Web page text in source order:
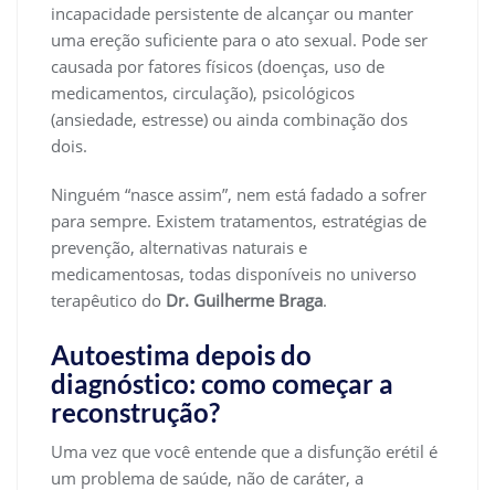
incapacidade persistente de alcançar ou manter
uma ereção suficiente para o ato sexual. Pode ser
causada por fatores físicos (doenças, uso de
medicamentos, circulação), psicológicos
(ansiedade, estresse) ou ainda combinação dos
dois.
Ninguém “nasce assim”, nem está fadado a sofrer
para sempre. Existem tratamentos, estratégias de
prevenção, alternativas naturais e
medicamentosas, todas disponíveis no universo
terapêutico do Dr. Guilherme Braga.
Autoestima depois do
diagnóstico: como começar a
reconstrução?
Uma vez que você entende que a disfunção erétil é
um problema de saúde, não de caráter, a